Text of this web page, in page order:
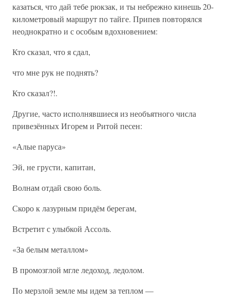
казаться, что дай тебе рюкзак, и ты небрежно кинешь 20-
километровый маршрут по тайге. Припев повторялся
неоднократно и с особым вдохновением:
Кто сказал, что я сдал,
что мне рук не поднять?
Кто сказал?!.
Другие, часто исполнявшиеся из необъятного числа
привезённых Игорем и Ритой песен:
«Алые паруса»
Эй, не грусти, капитан,
Волнам отдай свою боль.
Скоро к лазурным придём берегам,
Встретит с улыбкой Ассоль.
«За белым металлом»
В промозглой мгле ледоход, ледолом.
По мерзлой земле мы идем за теплом —